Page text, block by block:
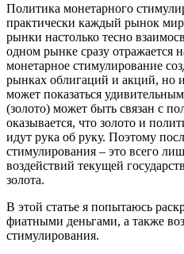
Политика монетарного
практически каждый рынок
рынки настолько тесно
одном рынке сразу отражается
монетарное стимулирование
рынках облигаций и акций, но
может показаться
(золото) может быть связан с
оказывается, что золото и
идут рука об руку. Поэтому
стимулирования – это всего
воздействий текущей
золота.
В этой статье я попытаюсь
фиатными деньгами, а также
стимулирования.